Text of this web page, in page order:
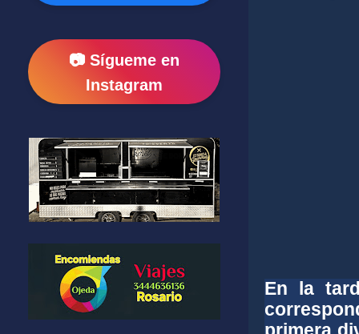
En la
📷 Sígueme en
Instagram